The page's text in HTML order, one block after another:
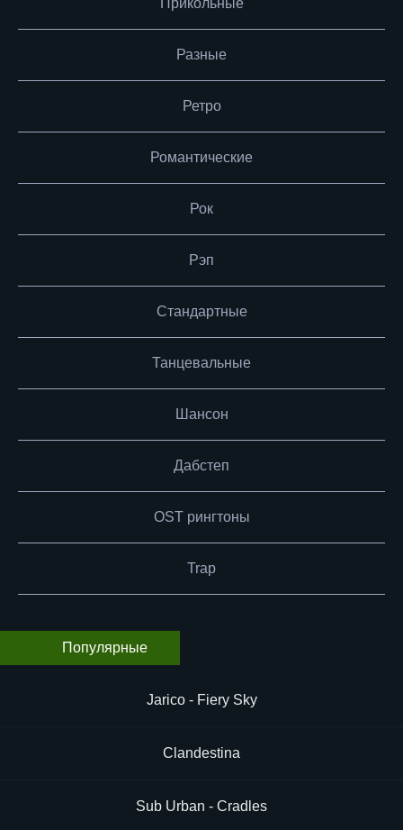
Прикольные
Разные
Ретро
Романтические
Рок
Рэп
Стандартные
Танцевальные
Шансон
Дабстеп
OST рингтоны
Trap
Популярные
Jarico - Fiery Sky
Clandestina
Sub Urban - Cradles